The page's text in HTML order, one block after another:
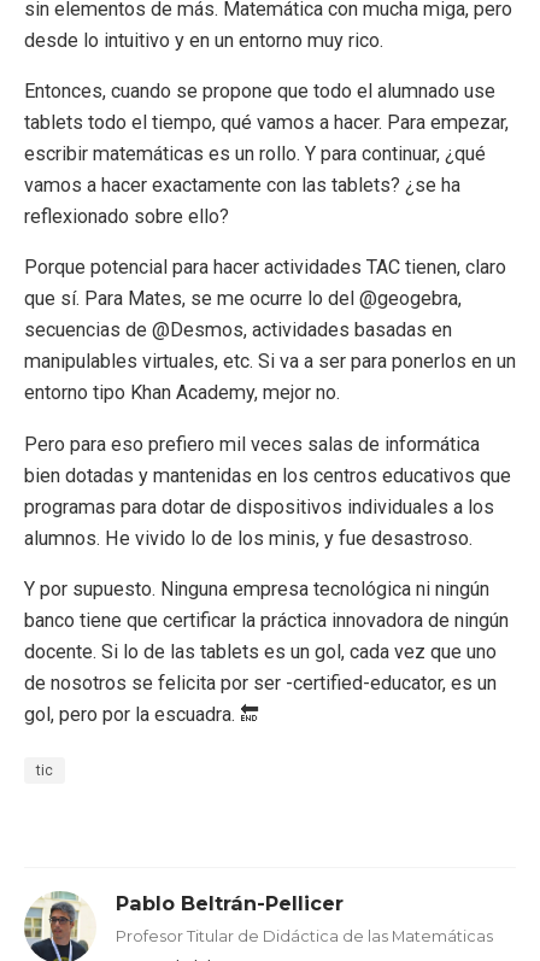
sin elementos de más. Matemática con mucha miga, pero
desde lo intuitivo y en un entorno muy rico.
Entonces, cuando se propone que todo el alumnado use
tablets todo el tiempo, qué vamos a hacer. Para empezar,
escribir matemáticas es un rollo. Y para continuar, ¿qué
vamos a hacer exactamente con las tablets? ¿se ha
reflexionado sobre ello?
Porque potencial para hacer actividades TAC tienen, claro
que sí. Para Mates, se me ocurre lo del @geogebra,
secuencias de @Desmos, actividades basadas en
manipulables virtuales, etc. Si va a ser para ponerlos en un
entorno tipo Khan Academy, mejor no.
Pero para eso prefiero mil veces salas de informática
bien dotadas y mantenidas en los centros educativos que
programas para dotar de dispositivos individuales a los
alumnos. He vivido lo de los minis, y fue desastroso.
Y por supuesto. Ninguna empresa tecnológica ni ningún
banco tiene que certificar la práctica innovadora de ningún
docente. Si lo de las tablets es un gol, cada vez que uno
de nosotros se felicita por ser -certified-educator, es un
gol, pero por la escuadra. 🔚
tic
Pablo Beltrán-Pellicer
Profesor Titular de Didáctica de las Matemáticas